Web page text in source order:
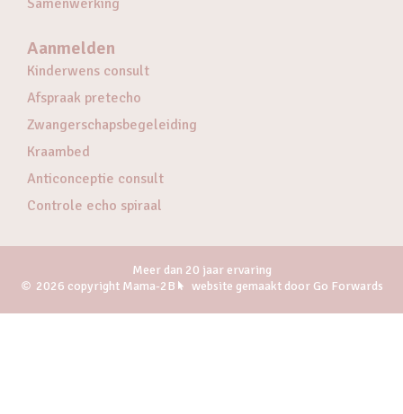
Samenwerking
Aanmelden
Kinderwens consult
Afspraak pretecho
Zwangerschapsbegeleiding
Kraambed
Anticonceptie consult
Controle echo spiraal
Meer dan 20 jaar ervaring
2026 copyright Mama-2B
website gemaakt door Go Forwards